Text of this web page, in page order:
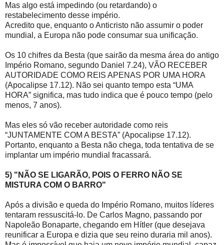
Mas algo está impedindo (ou retardando) o
restabelecimento desse império.
Acredito que, enquanto o Anticristo não assumir o poder
mundial, a Europa não pode consumar sua unificação.
Os 10 chifres da Besta (que sairão da mesma área do antigo
Império Romano, segundo Daniel 7.24), VÃO RECEBER
AUTORIDADE COMO REIS APENAS POR UMA HORA
(Apocalipse 17.12). Não sei quanto tempo esta “UMA
HORA” significa, mas tudo indica que é pouco tempo (pelo
menos, 7 anos).
Mas eles só vão receber autoridade como reis
“JUNTAMENTE COM A BESTA” (Apocalipse 17.12).
Portanto, enquanto a Besta não chega, toda tentativa de se
implantar um império mundial fracassará.
5) "NÃO SE LIGARÃO, POIS O FERRO NÃO SE
MISTURA COM O BARRO"
Após a divisão e queda do Império Romano, muitos líderes
tentaram ressuscitá-lo. De Carlos Magno, passando por
Napoleão Bonaparte, chegando em Hítler (que desejava
reunificar a Europa e dizia que seu reino duraria mil anos).